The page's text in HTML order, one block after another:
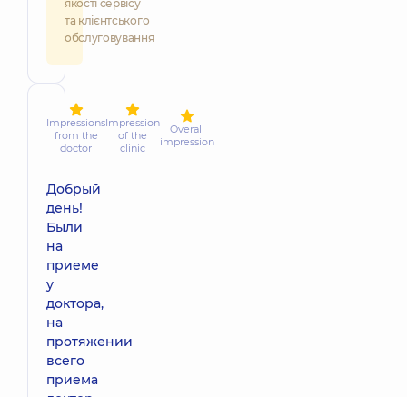
якості сервісу
та клієнтського
обслуговування
Impressions
from the
doctor
Impression
of the
clinic
Overall
impression
Добрый
день!
Были
на
приеме
у
доктора,
на
протяжении
всего
приема